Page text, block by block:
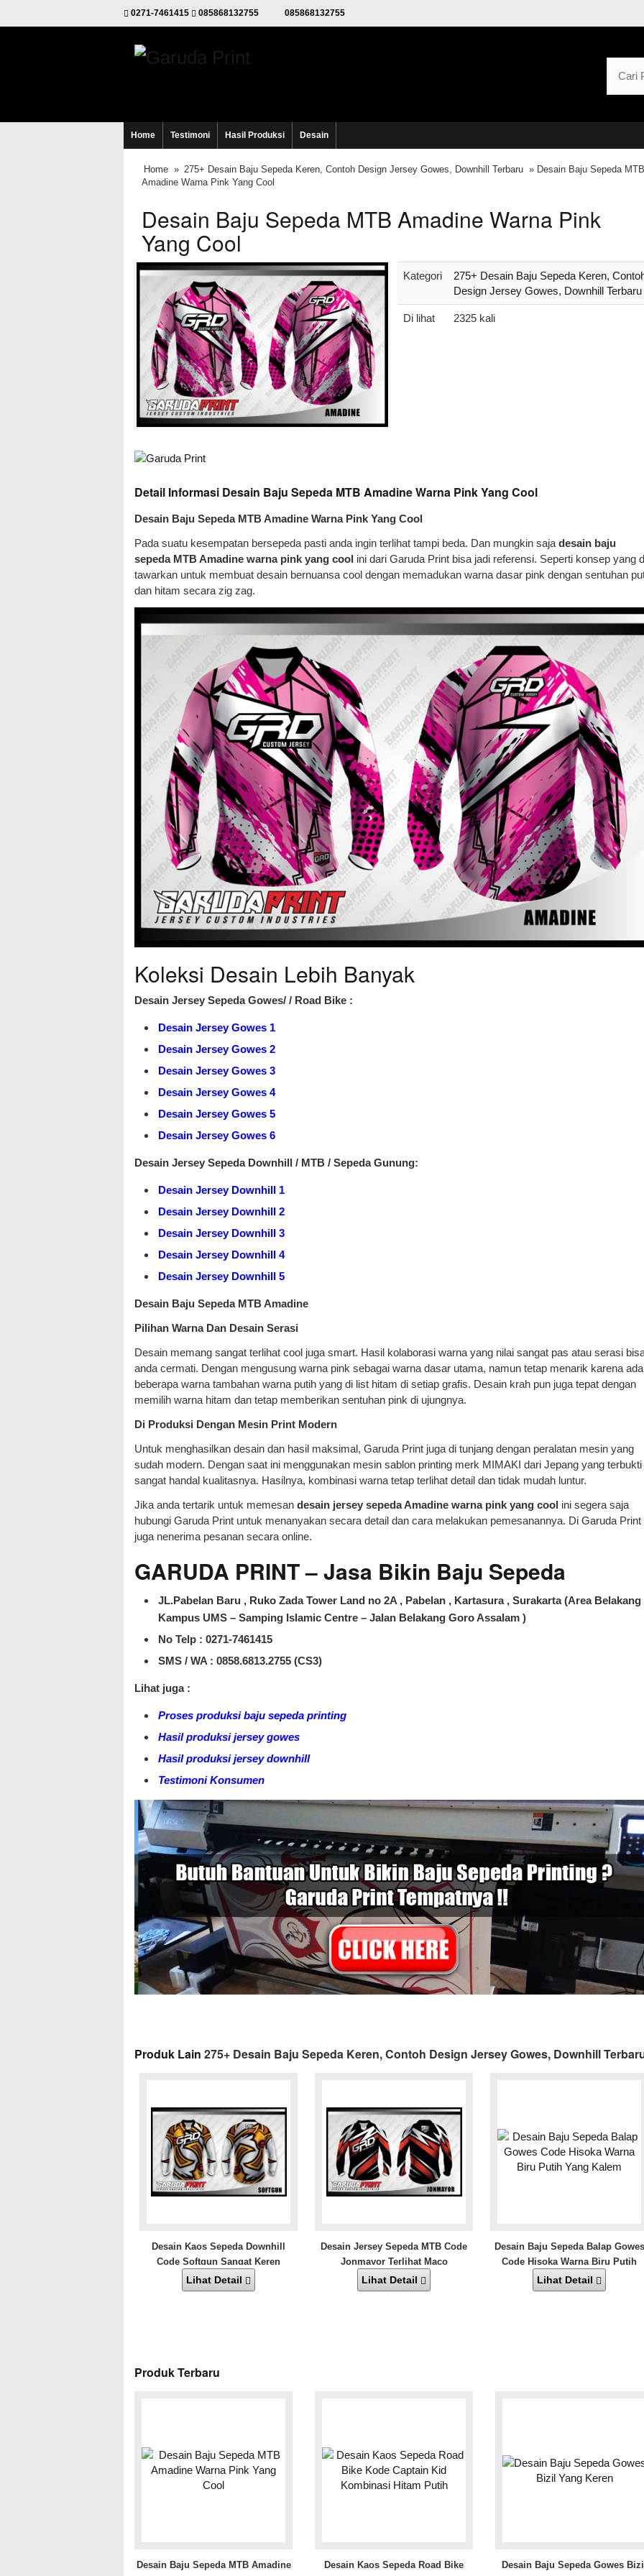
0271-7461415 085868132755 085868132755
Home Testimoni Hasil Produksi Desain
Home » 275+ Desain Baju Sepeda Keren, Contoh Design Jersey Gowes, Downhill Terbaru » Desain Baju Sepeda MTB
Amadine Warna Pink Yang Cool
Desain Baju Sepeda MTB Amadine Warna Pink
Yang Cool
Kategori
275+ Desain Baju Sepeda Keren,
Design Jersey Gowes, Downhill Terbaru
Di lihat 2325 kali
Detail Informasi Desain Baju Sepeda MTB Amadine Warna Pink Yang Cool
Desain Baju Sepeda MTB Amadine Warna Pink Yang Cool
Pada suatu kesempatan bersepeda pasti anda ingin terlihat tampi beda. Dan mungkin saja desain baju
sepeda MTB Amadine warna pink yang cool ini dari Garuda Print bisa jadi referensi. Seperti konsep yang
tawarkan untuk membuat desain bernuansa cool dengan memadukan warna dasar pink dengan sentuhan
dan hitam secara zig zag.
Koleksi Desain Lebih Banyak
Desain Jersey Sepeda Gowes/ / Road Bike :
Desain Jersey Gowes 1
Desain Jersey Gowes 2
Desain Jersey Gowes 3
Desain Jersey Gowes 4
Desain Jersey Gowes 5
Desain Jersey Gowes 6
Desain Jersey Sepeda Downhill / MTB / Sepeda Gunung:
Desain Jersey Downhill 1
Desain Jersey Downhill 2
Desain Jersey Downhill 3
Desain Jersey Downhill 4
Desain Jersey Downhill 5
Desain Baju Sepeda MTB Amadine
Pilihan Warna Dan Desain Serasi
Desain memang sangat terlihat cool juga smart. Hasil kolaborasi warna yang nilai sangat pas atau serasi
anda cermati. Dengan mengusung warna pink sebagai warna dasar utama, namun tetap menarik karena ada
beberapa warna tambahan warna putih yang di list hitam di setiap grafis. Desain krah pun juga tepat dengan
memilih warna hitam dan tetap memberikan sentuhan pink di ujungnya.
Di Produksi Dengan Mesin Print Modern
Untuk menghasilkan desain dan hasil maksimal, Garuda Print juga di tunjang dengan peralatan mesin yang
sudah modern. Dengan saat ini menggunakan mesin sablon printing merk MIMAKI dari Jepang yang terbukti
sangat handal kualitasnya. Hasilnya, kombinasi warna tetap terlihat detail dan tidak mudah luntur.
Jika anda tertarik untuk memesan desain jersey sepeda Amadine warna pink yang cool ini segera saja
hubungi Garuda Print untuk menanyakan secara detail dan cara melakukan pemesanannya. Di Garuda Print
juga nenerima pesanan secara online.
GARUDA PRINT – Jasa Bikin Baju Sepeda
JL.Pabelan Baru , Ruko Zada Tower Land no 2A , Pabelan , Kartasura , Surakarta (Area Belakang
Kampus UMS – Samping Islamic Centre – Jalan Belakang Goro Assalam )
No Telp : 0271-7461415
SMS / WA : 0858.6813.2755 (CS3)
Lihat juga :
Proses produksi baju sepeda printing
Hasil produksi jersey gowes
Hasil produksi jersey downhill
Testimoni Konsumen
Produk Lain 275+ Desain Baju Sepeda Keren, Contoh Design Jersey Gowes, Downhill
Desain Kaos Sepeda Downhill
Code Softgun Sangat Keren
Lihat Detail
Desain Jersey Sepeda MTB Code
Jonmayor Terlihat Maco
Lihat Detail
Desain Baju Sepeda Balap Gowes
Code Hisoka Warna Biru Putih
Yang Kalem
Lihat Detail
Produk Terbaru
Desain Baju Sepeda MTB Amadine
Desain Kaos Sepeda Road Bike
Desain Baju Sepeda Gowes